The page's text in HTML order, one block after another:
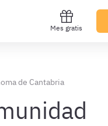
Mes gratis
de Cantabria